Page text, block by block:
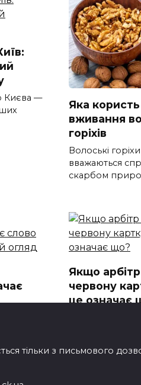
Києва —
Яка користь
вживання
горіхів
Волоські
вважаються
скарбом
Якщо
червону
це означає
тільки з письмового